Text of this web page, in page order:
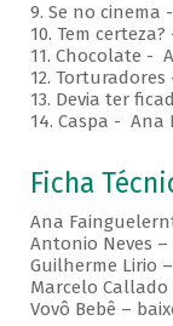
9. Se no cinema
10. Tem
11. Chocolate -
12.
13. Devia ter
14. Caspa - Ana
Ficha
Ana
Antonio Neves –
Guilherme Lirio
Marcelo
Vovô Bebê –